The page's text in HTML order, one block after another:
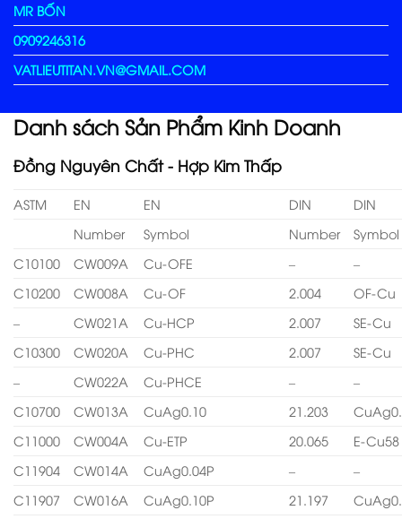
MR BỐN
0909246316
VATLIEUTITAN.VN@GMAIL.COM
Danh sách Sản Phẩm Kinh Doanh
Đồng Nguyên Chất - Hợp Kim Thấp
ASTM EN EN DIN
DIN
Number
Symbol Number
Symbol
C10100
CW009A Cu-OFE –
–
C10200
CW008A Cu-OF 2.004
OF-Cu
–
CW021A Cu-HCP 2.007
SE-Cu
C10300
CW020A Cu-PHC 2.007
SE-Cu
–
CW022A Cu-PHCE –
–
C10700
CW013A CuAg0.10 21.203
C11000
CW004A Cu-ETP 20.065
E-Cu58
C11904
CW014A CuAg0.04P –
–
C11907
CW016A CuAg0.10P 21.197